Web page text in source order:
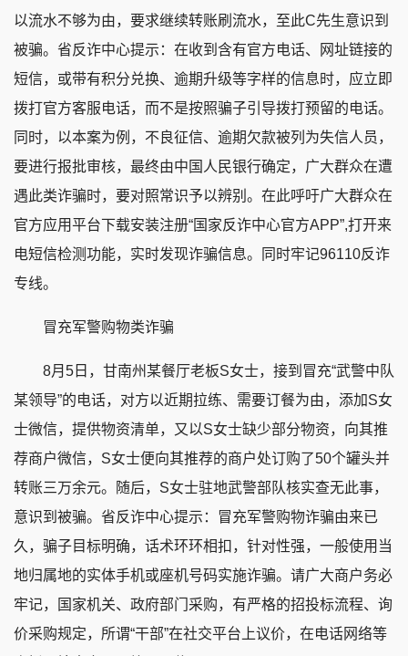
以流水不够为由，要求继续转账刷流水，至此C先生意识到
被骗。省反诈中心提示：在收到含有官方电话、网址链接的
短信，或带有积分兑换、逾期升级等字样的信息时，应立即
拨打官方客服电话，而不是按照骗子引导拨打预留的电话。
同时，以本案为例，不良征信、逾期欠款被列为失信人员，
要进行报批审核，最终由中国人民银行确定，广大群众在遭
遇此类诈骗时，要对照常识予以辨别。在此呼吁广大群众在
官方应用平台下载安装注册“国家反诈中心官方APP”,打开来
电短信检测功能，实时发现诈骗信息。同时牢记96110反诈
专线。
冒充军警购物类诈骗
8月5日，甘南州某餐厅老板S女士，接到冒充“武警中队
某领导”的电话，对方以近期拉练、需要订餐为由，添加S女
士微信，提供物资清单，又以S女士缺少部分物资，向其推
荐商户微信，S女士便向其推荐的商户处订购了50个罐头并
转账三万余元。随后，S女士驻地武警部队核实查无此事，
意识到被骗。省反诈中心提示：冒充军警购物诈骗由来已
久，骗子目标明确，话术环环相扣，针对性强，一般使用当
地归属地的实体手机或座机号码实施诈骗。请广大商户务必
牢记，国家机关、政府部门采购，有严格的招投标流程、询
价采购规定，所谓“干部”在社交平台上议价，在电话网络等